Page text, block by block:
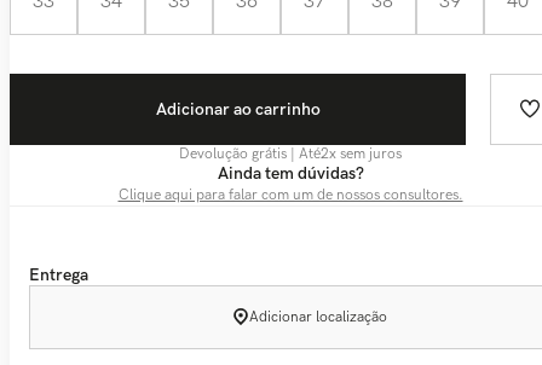
Adicionar ao carrinho
Devolução grátis | Até2x sem juros
Ainda tem dúvidas?
Clique aqui para falar com um de nossos consultores.
Entrega
Adicionar localização